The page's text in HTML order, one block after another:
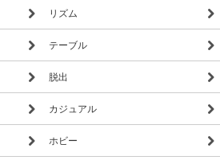
リズム
テーブル
脱出
カジュアル
ホビー